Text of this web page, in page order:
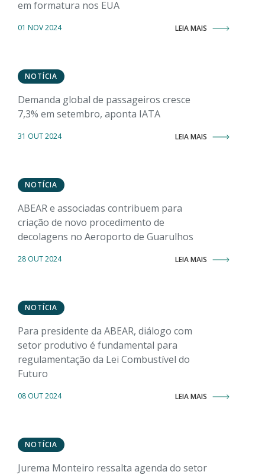
em formatura nos EUA
01 NOV 2024 LEIA MAIS
NOTÍCIA
Demanda global de passageiros cresce
7,3% em setembro, aponta IATA
31 OUT 2024 LEIA MAIS
NOTÍCIA
ABEAR e associadas contribuem para
criação de novo procedimento de
decolagens no Aeroporto de Guarulhos
28 OUT 2024 LEIA MAIS
NOTÍCIA
Para presidente da ABEAR, diálogo com
setor produtivo é fundamental para
regulamentação da Lei Combustível do
Futuro
08 OUT 2024 LEIA MAIS
NOTÍCIA
Jurema Monteiro ressalta agenda do setor